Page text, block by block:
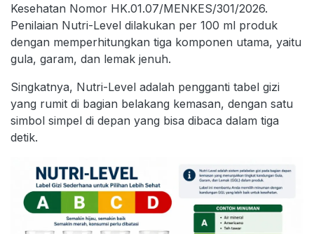
Kesehatan Nomor HK.01.07/MENKES/301/2026.
Penilaian Nutri-Level dilakukan per 100 ml produk
dengan memperhitungkan tiga komponen utama, yaitu
gula, garam, dan lemak jenuh.
Singkatnya, Nutri-Level adalah pengganti tabel gizi
yang rumit di bagian belakang kemasan, dengan satu
simbol simpel di depan yang bisa dibaca dalam tiga
detik.